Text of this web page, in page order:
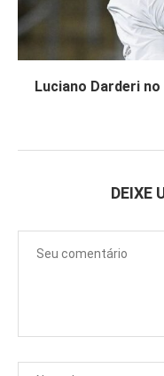
Luciano Darderi
DEIXE